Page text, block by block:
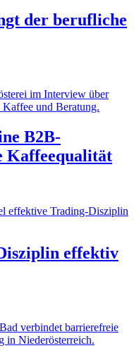
der berufliche
B2B-
Kaffeequalität
effektiv